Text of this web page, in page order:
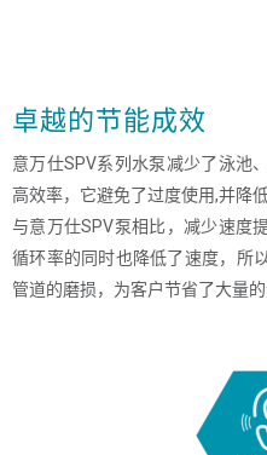
卓越的节能成效
意万仕SPV系列水泵减少了泳池
高效率，它避免了过度使用,并降
与意万仕SPV泵相比，减少速度
循环率的同时也降低了速度，所
管道的磨损，为客户节省了大量的